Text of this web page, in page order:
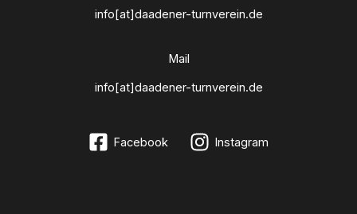
info[at]daadener-turnverein.de
Mail
info[at]daadener-turnverein.de
Facebook Instagram